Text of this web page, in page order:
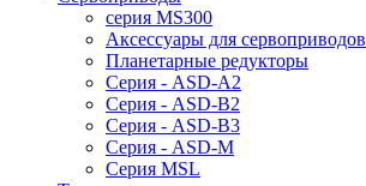
серия MS300
Аксессуары для сервоприводов
Планетарные редукторы
Серия - ASD-A2
Серия - ASD-B2
Серия - ASD-B3
Серия - ASD-M
Серия MSL